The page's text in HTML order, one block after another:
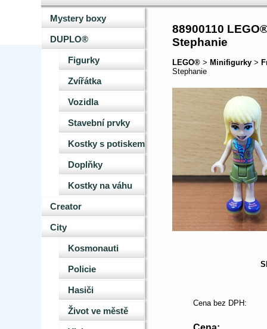
Mystery boxy
DUPLO®
Figurky
Zvířátka
Vozidla
Stavební prvky
Kostky s potiskem
Doplňky
Kostky na váhu
Creator
City
Kosmonauti
Policie
Hasiči
Život ve městě
88900110
Stephanie
LEGO®> Minifigurky>
Stephanie
Cena bez DPH: